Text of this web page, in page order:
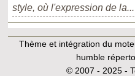
style, où l'expression de la...
Thème et intégration du
humble
© 2007 - 2025 -